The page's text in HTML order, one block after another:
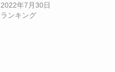
2022年7月30日
ランキング